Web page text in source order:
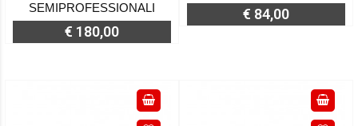
SEMIPROFESSIONALI
€ 180,00
€ 84,00